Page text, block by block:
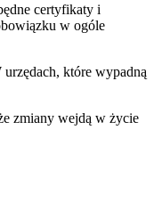
certyfikaty i
w ogóle
które wypadną
zmiany wejdą w życie